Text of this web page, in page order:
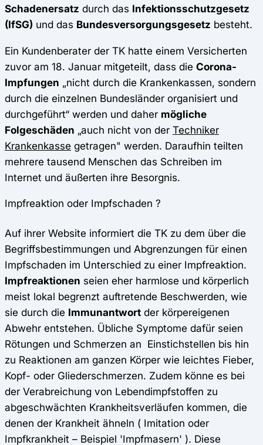
Schadenersatz durch das Infektionsschutzgesetz
(IfSG) und das Bundesversorgungsgesetz besteht.
Ein Kundenberater der TK hatte einem Versicherten
zuvor am 18. Januar mitgeteilt, dass die Corona-
Impfungen „nicht durch die Krankenkassen, sondern
durch die einzelnen Bundesländer organisiert und
durchgeführt“ werden und daher mögliche
Folgeschäden „auch nicht von der Techniker
Krankenkasse getragen" werden. Daraufhin teilten
mehrere tausend Menschen das Schreiben im
Internet und äußerten ihre Besorgnis.
Impfreaktion oder Impfschaden ?
Auf ihrer Website informiert die TK zu dem über die
Begriffsbestimmungen und Abgrenzungen für einen
Impfschaden im Unterschied zu einer Impfreaktion.
Impfreaktionen seien eher harmlose und körperlich
meist lokal begrenzt auftretende Beschwerden, wie
sie durch die Immunantwort der körpereigenen
Abwehr entstehen. Übliche Symptome dafür seien
Rötungen und Schmerzen an Einstichstellen bis hin
zu Reaktionen am ganzen Körper wie leichtes Fieber,
Kopf- oder Gliederschmerzen. Zudem könne es bei
der Verabreichung von Lebendimpfstoffen zu
abgeschwächten Krankheitsverläufen kommen, die
denen der Krankheit ähneln ( Imitation oder
Impfkrankheit – Beispiel 'Impfmasern' ). Diese